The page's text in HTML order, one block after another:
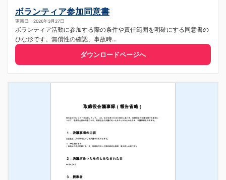
ボランティア参加同意書
更新日：2026年3月27日
ボランティア活動に参加する際の条件や責任範囲を明確にする同意書の
ひな形です。無償性の確認、事故時...
ダウンロードページへ